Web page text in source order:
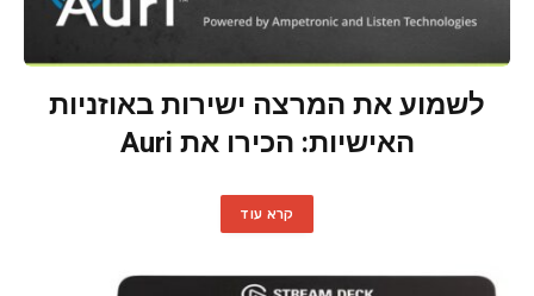
לשמוע את המרצה ישירות באוזניות
האישיות: הכירו את Auri
קרא עוד